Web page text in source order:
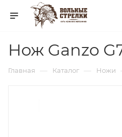
Нож Ganzo
Главная — Каталог — Ножи